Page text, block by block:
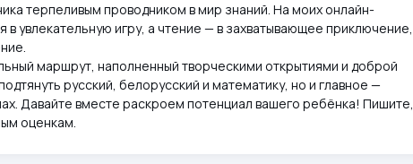
терпеливым проводником в мир знаний. На моих онлайн-
в увлекательную игру, а чтение — в захватывающее приключение,
маршрут, наполненный творческими открытиями и доброй
русский, белорусский и математику, но и главное —
Давайте вместе раскроем потенциал вашего ребёнка! Пишите,
оценкам.